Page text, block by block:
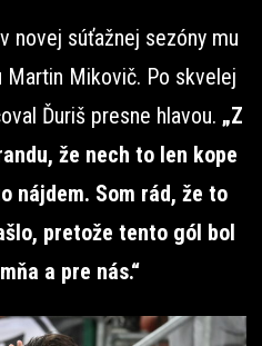
novej súťažnej sezóny mu
Mikovič. Po skvelej
Ďuriš presne hlavou. „Z
že nech to len kope
nájdem. Som rád, že to
pretože tento gól bol
a pre nás.“